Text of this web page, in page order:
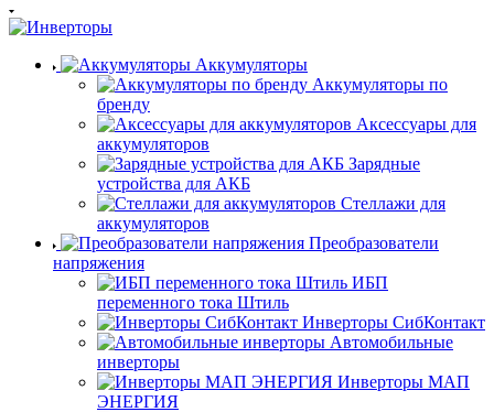
Аккумуляторы
Аккумуляторы по
бренду
Аксессуары для
аккумуляторов
Зарядные
устройства для АКБ
Стеллажи для
аккумуляторов
Преобразователи
напряжения
ИБП
переменного тока Штиль
Инверторы СибКонтакт
Автомобильные
инверторы
Инверторы МАП
ЭНЕРГИЯ